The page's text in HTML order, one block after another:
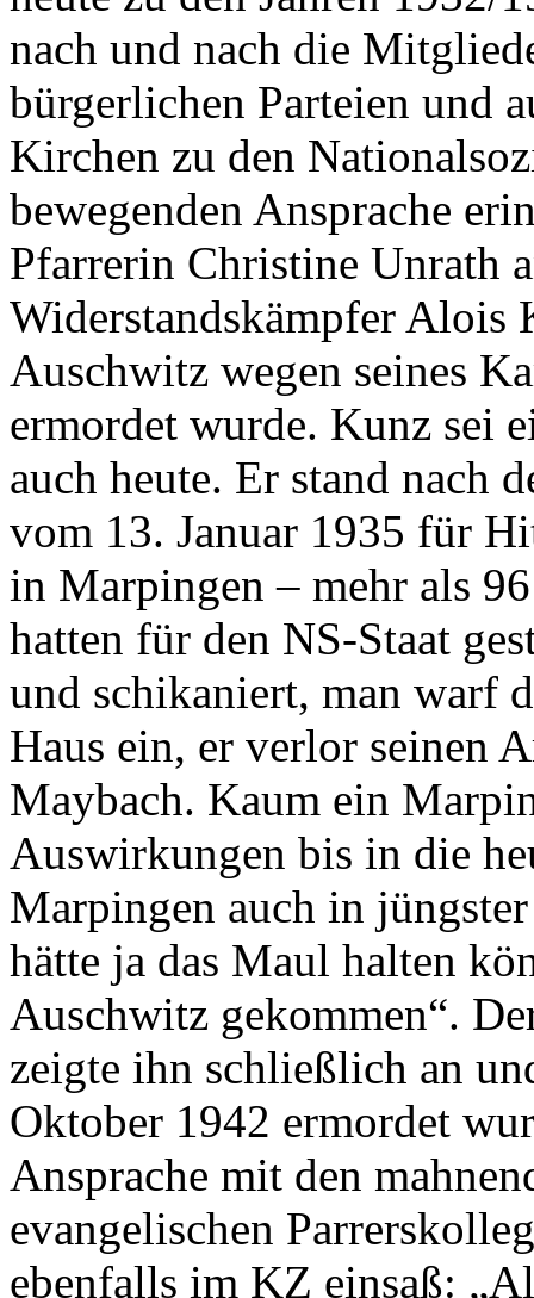
nach und nach die
bürgerlichen Parteien und
Kirchen zu den
bewegenden Ansprache
Pfarrerin Christine Unrath
Widerstandskämpfer Alois
Auschwitz wegen seines
ermordet wurde. Kunz sei
auch heute. Er stand nach
vom 13. Januar 1935 für
in Marpingen – mehr als
hatten für den NS-Staat
und schikaniert, man warf
Haus ein, er verlor seinen
Maybach. Kaum ein
Auswirkungen bis in die
Marpingen auch in
hätte ja das Maul halten
Auschwitz gekommen“.
zeigte ihn schließlich an
Oktober 1942 ermordet
Ansprache mit den
evangelischen
ebenfalls im KZ einsaß: